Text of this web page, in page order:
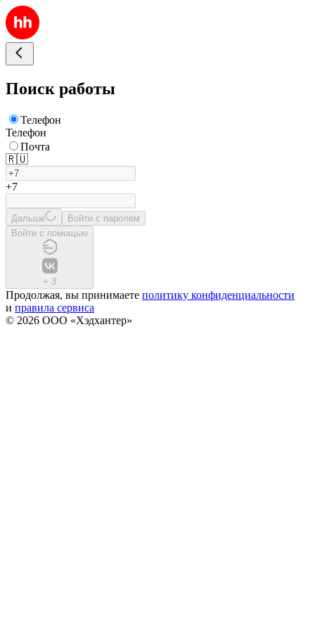
Поиск работы
Телефон
Телефон
Почта
🇷🇺
+7
Дальше
Войти с паролем
Войти с помощью
+ 3
Продолжая, вы принимаете политику конфиденциальности
и правила сервиса
© 2026 ООО «Хэдхантер»